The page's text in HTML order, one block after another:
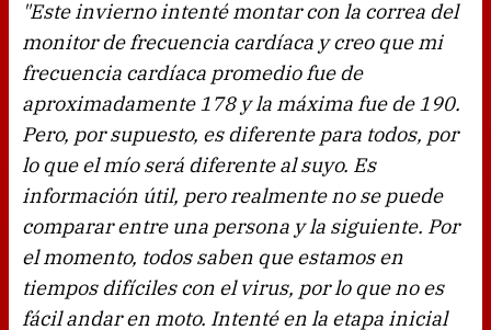
"Este invierno intenté montar con la correa del
monitor de frecuencia cardíaca y creo que mi
frecuencia cardíaca promedio fue de
aproximadamente 178 y la máxima fue de 190.
Pero, por supuesto, es diferente para todos, por
lo que el mío será diferente al suyo. Es
información útil, pero realmente no se puede
comparar entre una persona y la siguiente. Por
el momento, todos saben que estamos en
tiempos difíciles con el virus, por lo que no es
fácil andar en moto. Intenté en la etapa inicial